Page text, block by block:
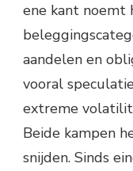
ene kant noemt
aandelen en
vooral
extreme
Beide kampen
snijden. Sinds